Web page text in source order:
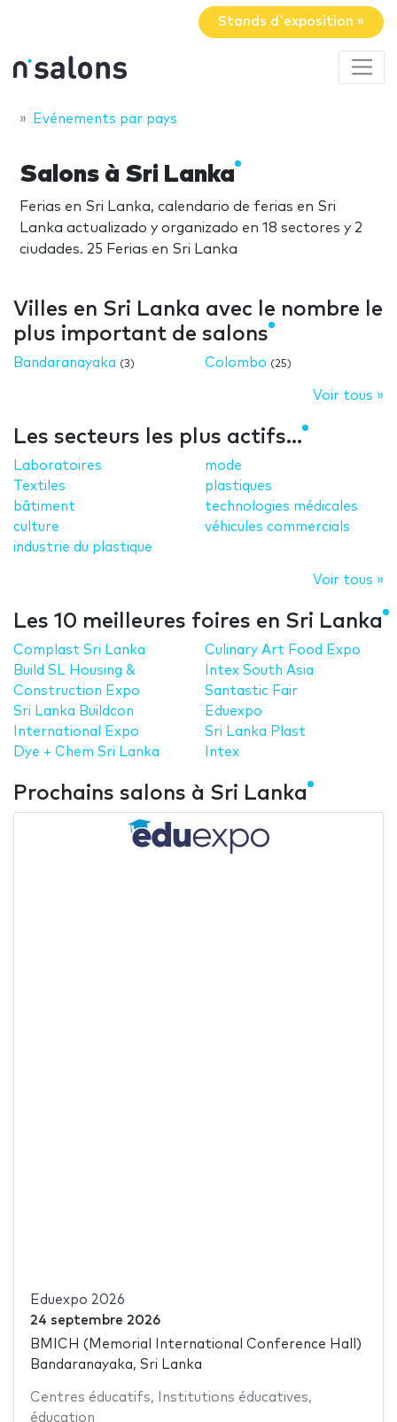
Stands d'exposition »
Evénements par pays
Salons à Sri Lanka
Ferias en Sri Lanka, calendario de ferias en Sri
Lanka actualizado y organizado en 18 sectores y 2
ciudades. 25 Ferias en Sri Lanka
Villes en Sri Lanka avec le nombre le
plus important de salons
Bandaranayaka (3) Colombo (25)
Voir tous »
Les secteurs les plus actifs...
Laboratoires
Textiles
bâtiment
culture
industrie du plastique
mode
plastiques
technologies médicales
véhicules commercials
Voir tous »
Les 10 meilleures foires en Sri Lanka
Complast Sri Lanka
Build SL Housing &
Construction Expo
Sri Lanka Buildcon
International Expo
Dye + Chem Sri Lanka
Culinary Art Food Expo
Intex South Asia
Santastic Fair
Eduexpo
Sri Lanka Plast
Intex
Prochains salons à Sri Lanka
Eduexpo 2026
24 septembre 2026
BMICH (Memorial International Conference Hall)
Bandaranayaka, Sri Lanka
Centres éducatifs, Institutions éducatives,
éducation